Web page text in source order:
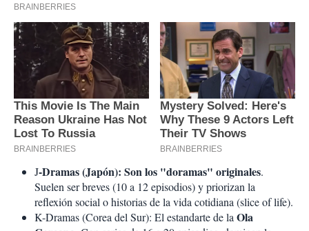
J-Dramas (Japón): Son los "doramas" originales.
Suelen ser breves (10 a 12 episodios) y priorizan la
reflexión social o historias de la vida cotidiana (slice of life).
K-Dramas (Corea del Sur): El estandarte de laOla